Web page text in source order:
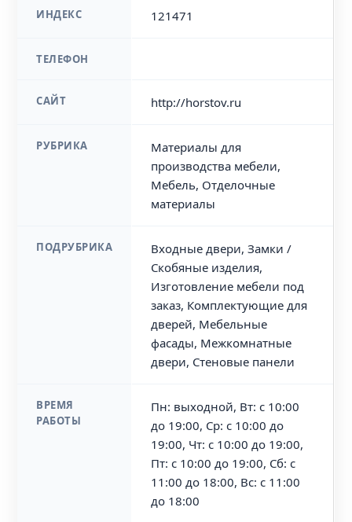
ИНДЕКС 121471
ТЕЛЕФОН
САЙТ http://horstov.ru
РУБРИКА
Материалы для
производства мебели,
Мебель, Отделочные
материалы
ПОДРУБРИКА
Входные двери, Замки /
Скобяные изделия,
Изготовление мебели под
заказ, Комплектующие для
дверей, Мебельные
фасады, Межкомнатные
двери, Стеновые панели
ВРЕМЯ
РАБОТЫ
Пн: выходной, Вт: с 10:00
до 19:00, Ср: с 10:00 до
19:00, Чт: с 10:00 до 19:00,
Пт: с 10:00 до 19:00, Сб: с
11:00 до 18:00, Вс: с 11:00
до 18:00